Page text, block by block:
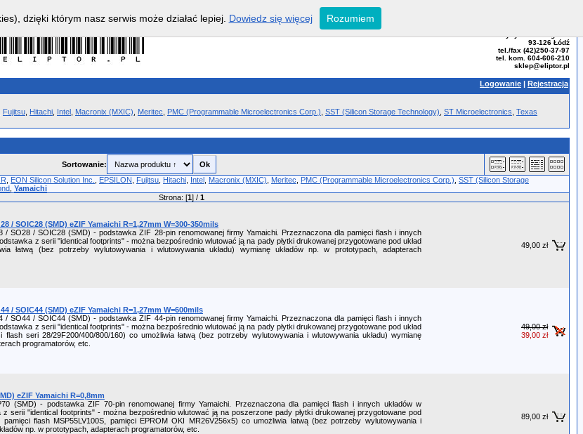
93-126 Łódź
tel./fax (42)250-37-97
tel. kom. 604-606-210
sklep@eliptor.pl
Logowanie | Rejestracja
Fujitsu Hitachi Intel Macronix (MXIC) Meritec PMC (Programmable Microelectronics Corp.) SST (Silicon Storage Technology) ST Microelectronics Texas
Sortowanie:
EON Silicon Solution Inc. EPSILON Fujitsu Hitachi Intel Macronix (MXIC) Meritec PMC (Programmable Microelectronics Corp.) SST (Silicon Storage
Yamaichi
Strona: [1] / 1
/ SOIC28 (SMD) eZIF Yamaichi R=1,27mm W=300-350mils
/ SO28 / SOIC28 (SMD) - podstawka ZIF 28-pin renomowanej firmy Yamaichi. Przeznaczona dla pamięci flash i innych
z serii "identical footprints" - można bezpośrednio wlutować ją na pady płytki drukowanej przygotowane pod układ
łatwą (bez potrzeby wylutowywania i wlutowywania układu) wymianę układów np. w prototypach, adapterach
49,00 zł
/ SOIC44 (SMD) eZIF Yamaichi R=1,27mm W=600mils
/ SO44 / SOIC44 (SMD) - podstawka ZIF 44-pin renomowanej firmy Yamaichi. Przeznaczona dla pamięci flash i innych
z serii "identical footprints" - można bezpośrednio wlutować ją na pady płytki drukowanej przygotowane pod układ
seri 28/29F200/400/800/160) co umożliwia łatwą (bez potrzeby wylutowywania i wlutowywania układu) wymianę
programatorów, etc.
49,00 zł
39,00 zł
eZIF Yamaichi R=0,8mm
(SMD) - podstawka ZIF 70-pin renomowanej firmy Yamaichi. Przeznaczona dla pamięci flash i innych układów w
serii "identical footprints" - można bezpośrednio wlutować ją na poszerzone pady płytki drukowanej przygotowane pod
flash MSP55LV100S, pamięci EPROM OKI MR26V256x5) co umożliwia łatwą (bez potrzeby wylutowywania i
np. w prototypach, adapterach programatorów, etc.
89,00 zł
dzięki którym nasz serwis może działać lepiej. Dowiedz się więcej Rozumiem